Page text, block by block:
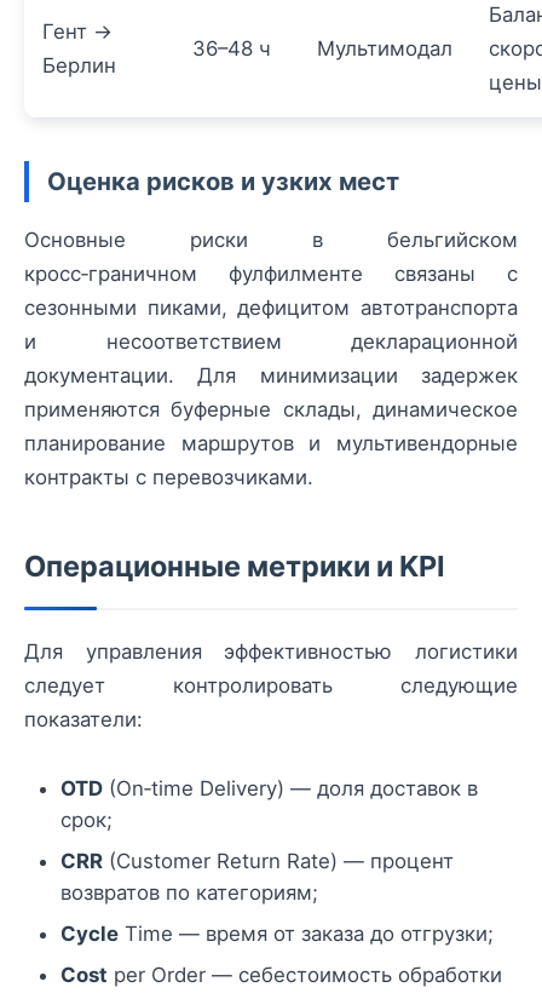
Гент →
Берлин
36–48 ч Мультимодал
цены
Оценка рисков и узких мест
Основные риски в бельгийском
кросс‑граничном фулфилменте связаны с
сезонными пиками, дефицитом автотранспорта
и несоответствием декларационной
документации. Для минимизации задержек
применяются буферные склады, динамическое
планирование маршрутов и мультивендорные
контракты с перевозчиками.
Операционные метрики и KPI
Для управления эффективностью логистики
следует контролировать следующие
показатели:
OTD (On‑time Delivery) — доля доставок в
срок;
CRR (Customer Return Rate) — процент
возвратов по категориям;
Cycle Time — время от заказа до отгрузки;
Cost per Order — себестоимость обработки